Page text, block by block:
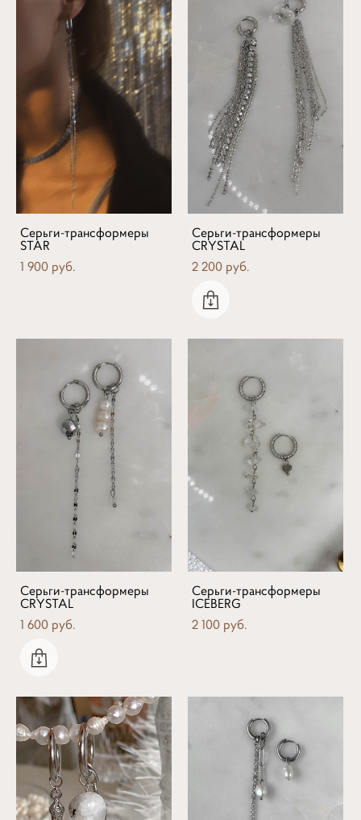
Серьги-трансформеры
STAR
1 900 pуб.
Серьги-трансформеры
CRYSTAL
2 200 pуб.
Серьги-трансформеры
CRYSTAL
1 600 pуб.
Серьги-трансформеры
ICEBERG
2 100 pуб.